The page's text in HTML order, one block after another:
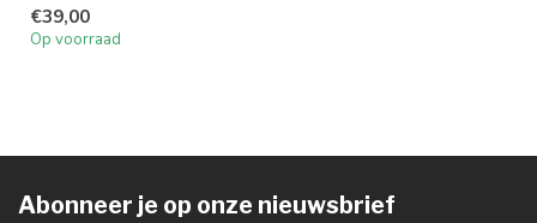
€39,00
Op voorraad
Abonneer je op onze nieuwsbrief